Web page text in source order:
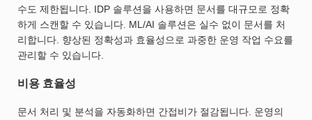
수도 제한됩니다. IDP 솔루션을 사용하면 문서를 대규모로 정확
하게 스캔할 수 있습니다. ML/AI 솔루션은 실수 없이 문서를 처
리합니다. 향상된 정확성과 효율성으로 과중한 운영 작업 수요를
관리할 수 있습니다.
비용 효율성
문서 처리 및 분석을 자동화하면 간접비가 절감됩니다. 운영의